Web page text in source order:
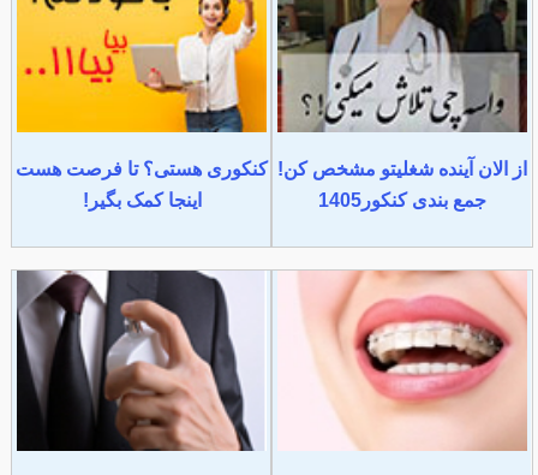
از الان آینده شغلیتو مشخص کن!
جمع بندی کنکور1405
کنکوری هستی؟ تا فرصت هست
اینجا کمک بگیر!